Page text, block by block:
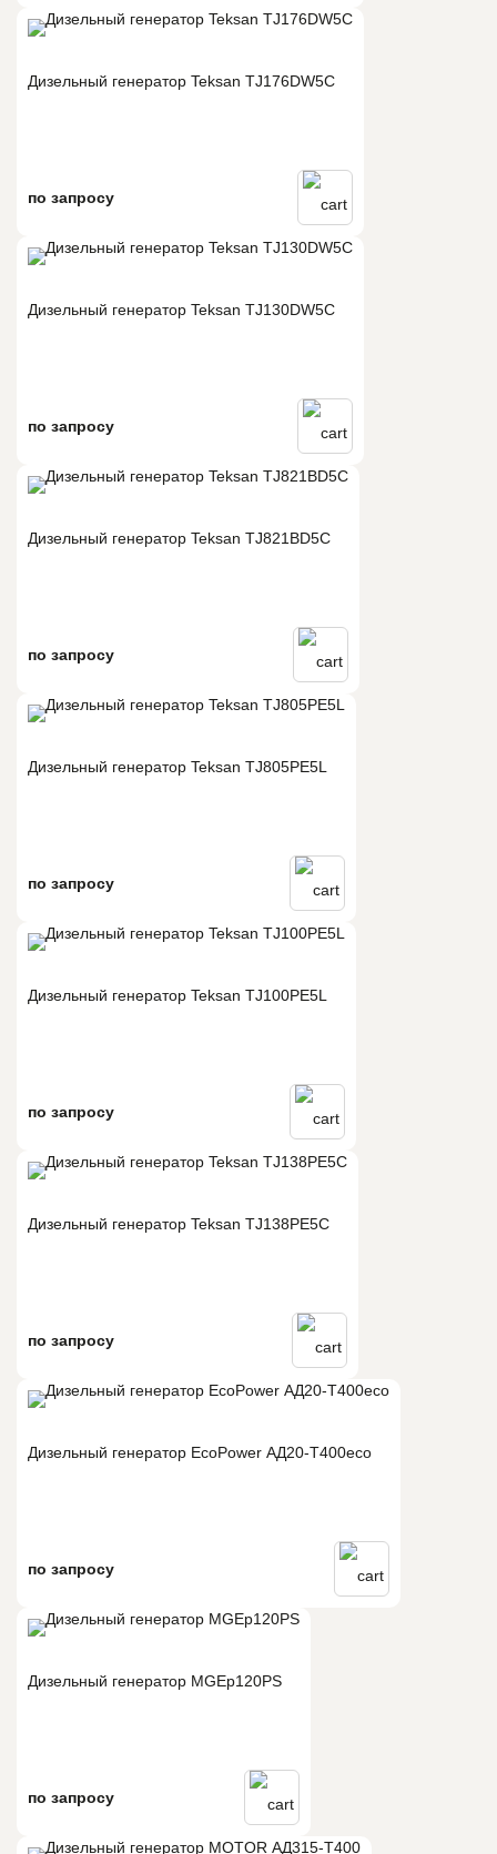
Дизельный генератор Teksan TJ176DW5C
по запросу
Дизельный генератор Teksan TJ130DW5C
по запросу
Дизельный генератор Teksan TJ821BD5C
по запросу
Дизельный генератор Teksan TJ805PE5L
по запросу
Дизельный генератор Teksan TJ100PE5L
по запросу
Дизельный генератор Teksan TJ138PE5C
по запросу
Дизельный генератор EcoPower АД20-Т400eco
по запросу
Дизельный генератор MGEp120PS
по запросу